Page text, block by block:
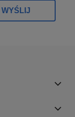
WYŚLIJ